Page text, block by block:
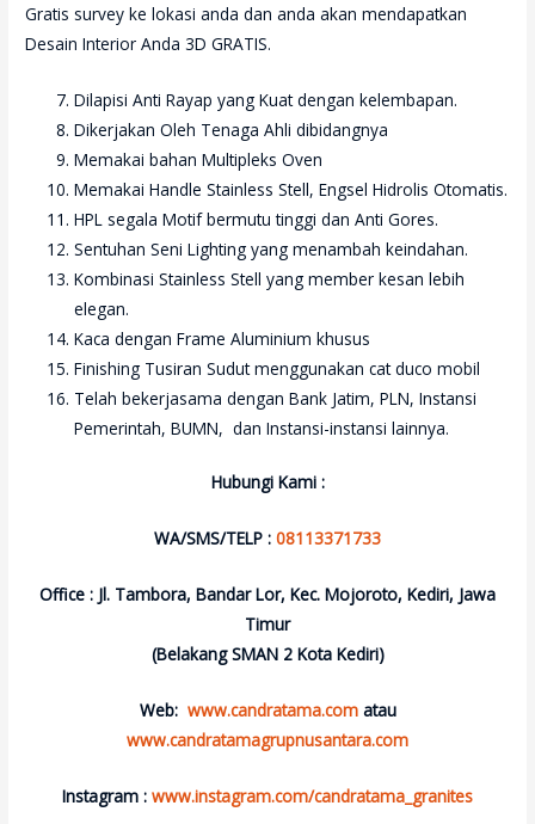
Gratis survey ke lokasi anda dan anda akan mendapatkan
Desain Interior Anda 3D GRATIS.
Dilapisi Anti Rayap yang Kuat dengan kelembapan.
Dikerjakan Oleh Tenaga Ahli dibidangnya
Memakai bahan Multipleks Oven
Memakai Handle Stainless Stell, Engsel Hidrolis Otomatis.
HPL segala Motif bermutu tinggi dan Anti Gores.
Sentuhan Seni Lighting yang menambah keindahan.
Kombinasi Stainless Stell yang member kesan lebih
elegan.
Kaca dengan Frame Aluminium khusus
Finishing Tusiran Sudut menggunakan cat duco mobil
Telah bekerjasama dengan Bank Jatim, PLN, Instansi
Pemerintah, BUMN, dan Instansi-instansi lainnya.
Hubungi Kami :
WA/SMS/TELP : 08113371733
Office : Jl. Tambora, Bandar Lor, Kec. Mojoroto, Kediri, Jawa
Timur
(Belakang SMAN 2 Kota Kediri)
Web: www.candratama.com atau
www.candratamagrupnusantara.com
Instagram : www.instagram.com/candratama_granites